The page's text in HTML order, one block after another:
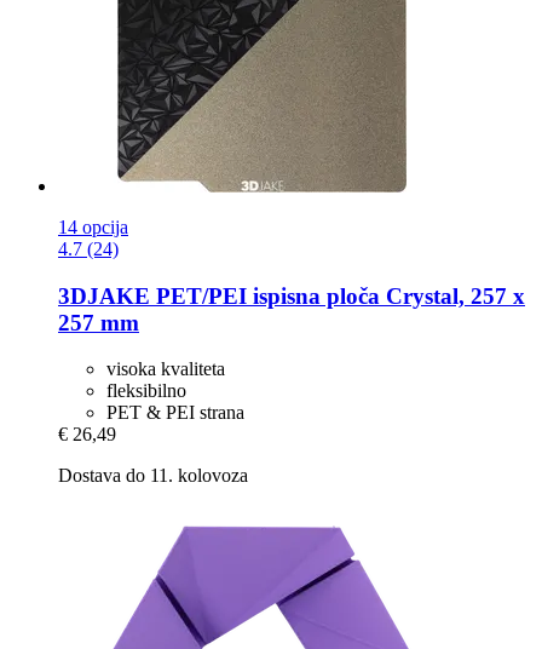
14 opcija
4.7 (24)
3DJAKE PET/PEI ispisna ploča Crystal, 257 x
257 mm
visoka kvaliteta
fleksibilno
PET & PEI strana
€ 26,49
Dostava do 11. kolovoza